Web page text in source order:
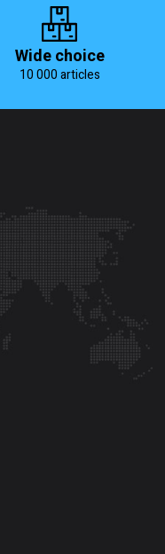
Wide choice
10 000 articles